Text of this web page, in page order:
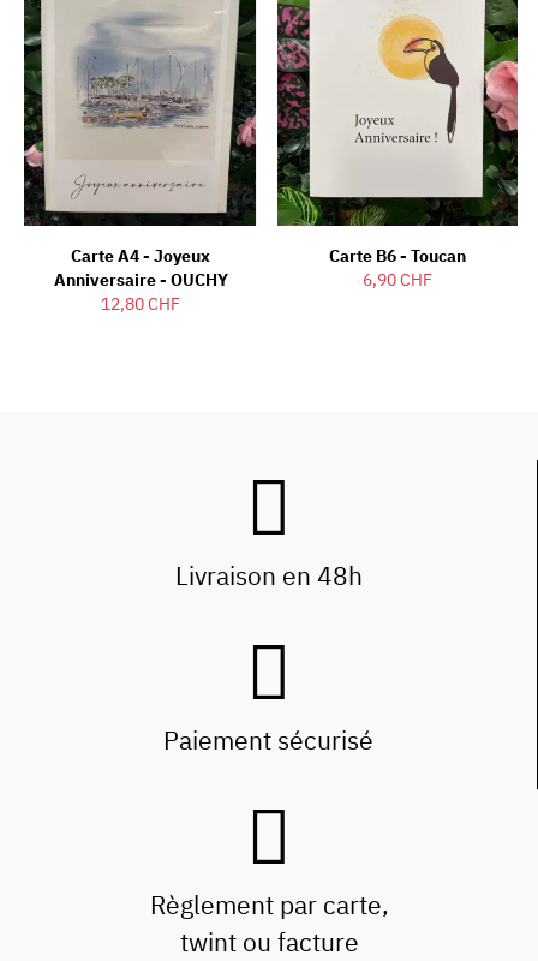
Carte A4 - Joyeux
Anniversaire - OUCHY
12,80 CHF
Carte B6 - Toucan
6,90 CHF
Livraison en 48h
Paiement sécurisé
Règlement par carte,
twint ou facture